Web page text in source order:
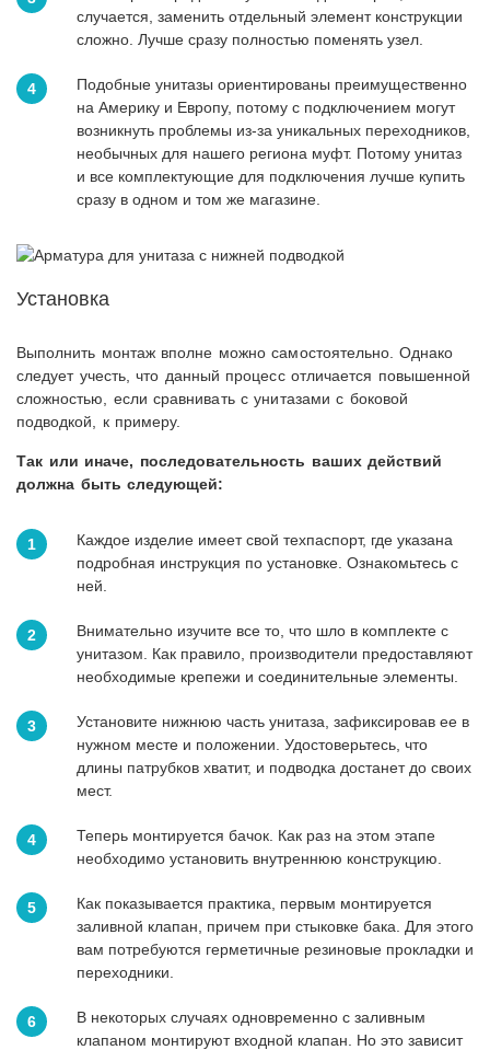
случается, заменить отдельный элемент конструкции
сложно. Лучше сразу полностью поменять узел.
Подобные унитазы ориентированы преимущественно
на Америку и Европу, потому с подключением могут
возникнуть проблемы из-за уникальных переходников,
необычных для нашего региона муфт. Потому унитаз
и все комплектующие для подключения лучше купить
сразу в одном и том же магазине.
Установка
Выполнить монтаж вполне можно самостоятельно. Однако
следует учесть, что данный процесс отличается повышенной
сложностью, если сравнивать с унитазами с боковой
подводкой, к примеру.
Так или иначе, последовательность ваших действий
должна быть следующей:
Каждое изделие имеет свой техпаспорт, где указана
подробная инструкция по установке. Ознакомьтесь с
ней.
Внимательно изучите все то, что шло в комплекте с
унитазом. Как правило, производители предоставляют
необходимые крепежи и соединительные элементы.
Установите нижнюю часть унитаза, зафиксировав ее в
нужном месте и положении. Удостоверьтесь, что
длины патрубков хватит, и подводка достанет до своих
мест.
Теперь монтируется бачок. Как раз на этом этапе
необходимо установить внутреннюю конструкцию.
Как показывается практика, первым монтируется
заливной клапан, причем при стыковке бака. Для этого
вам потребуются герметичные резиновые прокладки и
переходники.
В некоторых случаях одновременно с заливным
клапаном монтируют входной клапан. Но это зависит